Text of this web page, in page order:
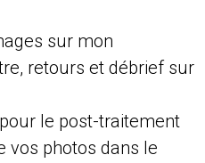
sur mon
retours et débrief sur
le post-traitement
vos photos dans le